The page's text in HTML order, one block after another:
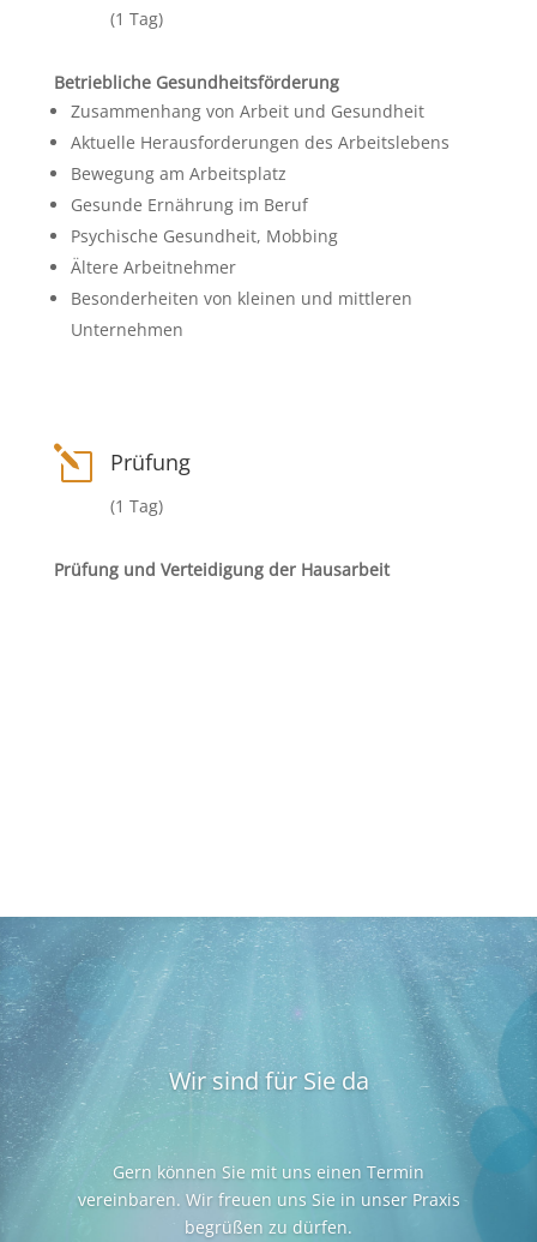
(1 Tag)
Betriebliche Gesundheitsförderung
Zusammenhang von Arbeit und Gesundheit
Aktuelle Herausforderungen des Arbeitslebens
Bewegung am Arbeitsplatz
Gesunde Ernährung im Beruf
Psychische Gesundheit, Mobbing
Ältere Arbeitnehmer
Besonderheiten von kleinen und mittleren
Unternehmen
l Prüfung
(1 Tag)
Prüfung und Verteidigung der Hausarbeit
Wir sind für Sie da
Gern können Sie mit uns einen Termin
vereinbaren. Wir freuen uns Sie in unser Praxis
begrüßen zu dürfen.